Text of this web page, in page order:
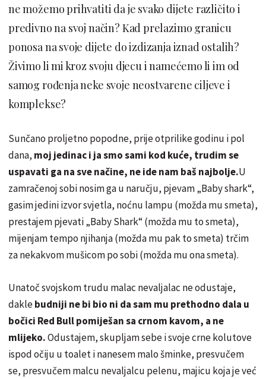
ne možemo prihvatiti da je svako dijete različito i
predivno na svoj način? Kad prelazimo granicu
ponosa na svoje dijete do izdizanja iznad ostalih?
Živimo li mi kroz svoju djecu i namećemo li im od
samog rođenja neke svoje neostvarene ciljeve i
komplekse?
Sunčano proljetno popodne, prije otprilike godinu i pol
dana, moj jedinac i ja smo sami kod kuće, trudim se
uspavati ga na sve načine, ne ide nam baš najbolje.U
zamračenoj sobi nosim ga u naručju, pjevam „Baby shark“,
gasim jedini izvor svjetla, noćnu lampu (možda mu smeta),
prestajem pjevati „Baby Shark“ (možda mu to smeta),
mijenjam tempo njihanja (možda mu pak to smeta) trčim
za nekakvom mušicom po sobi (možda mu ona smeta).
Unatoč svojskom trudu malac nevaljalac ne odustaje,
daklebudniji ne bi bio ni da sam mu prethodno dala u
bočici Red Bull pomiješan sa crnom kavom, a ne
mlijeko.Odustajem, skupljam sebe i svoje crne kolutove
ispod očiju u toalet i nanesem malo šminke, presvučem
se, presvučem malcu nevaljalcu pelenu, majicu koja je već